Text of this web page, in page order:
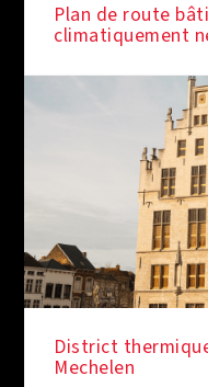
Plan de route
climatiquement
District
Mechelen